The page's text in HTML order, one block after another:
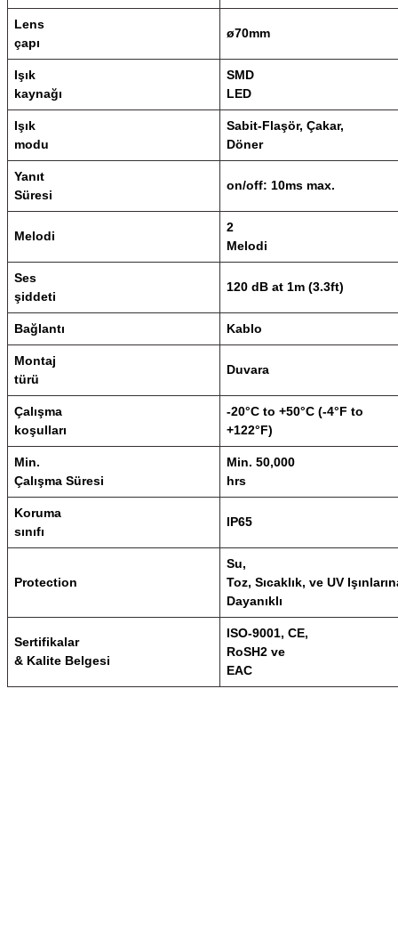
Lens
çapı
ø70mm
Işık
kaynağı
SMD
LED
Işık
modu
Sabit-Flaşör, Çakar,
Döner
Yanıt
Süresi
on/off: 10ms max.
Melodi
2
Melodi
Ses
şiddeti
120 dB at 1m (3.3ft)
Bağlantı Kablo
Montaj
türü
Duvara
Çalışma
koşulları
-20°C to +50°C (-4°F to
+122°F)
Min.
Çalışma Süresi
Min. 50,000
hrs
Koruma
sınıfı
IP65
Protection
Su,
Toz, Sıcaklık, ve UV
Dayanıklı
Sertifikalar
& Kalite Belgesi
ISO-9001, CE,
RoSH2 ve
EAC